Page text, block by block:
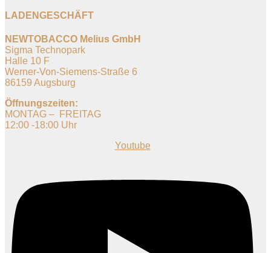
LADENGESCHÄFT
NEWTOBACCO Melius GmbH
Sigma Technopark
Halle 10 F
Werner-Von-Siemens-Straße 6
86159 Augsburg
Öffnungszeiten:
MONTAG – FREITAG
12:00 -18:00 Uhr
Youtube